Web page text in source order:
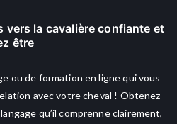
vers la cavalière confiante et
être
ou de formation en ligne qui vous
avec votre cheval ! Obtenez
qu’il comprenne clairement,